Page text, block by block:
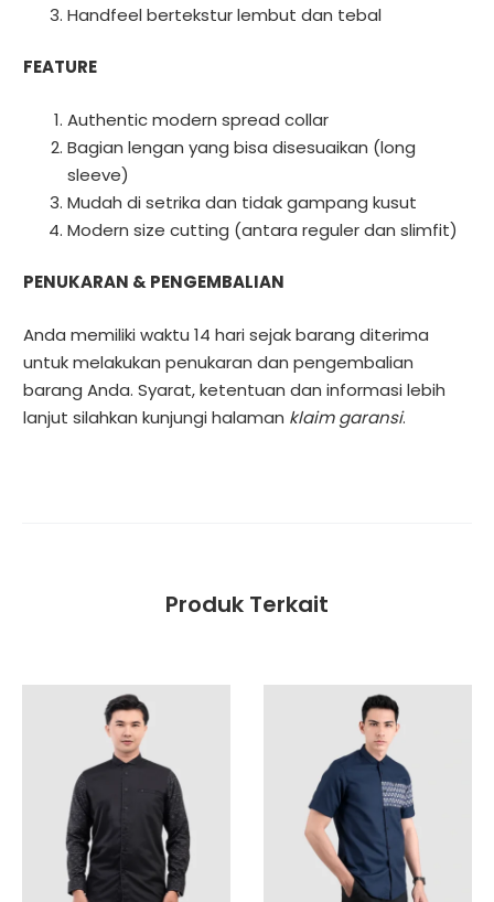
Handfeel bertekstur lembut dan tebal
FEATURE
Authentic modern spread collar
Bagian lengan yang bisa disesuaikan (long
sleeve)
Mudah di setrika dan tidak gampang kusut
Modern size cutting (antara reguler dan slimfit)
PENUKARAN & PENGEMBALIAN
Anda memiliki waktu 14 hari sejak barang diterima
untuk melakukan penukaran dan pengembalian
barang Anda. Syarat, ketentuan dan informasi lebih
lanjut silahkan kunjungi halaman klaim garansi.
Produk Terkait